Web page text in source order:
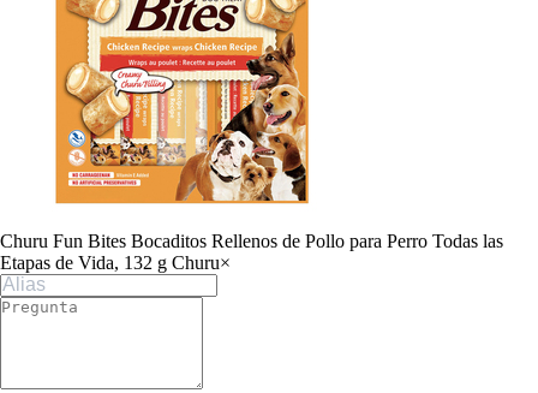
Churu Fun Bites Bocaditos Rellenos de Pollo para Perro Todas las
Etapas de Vida, 132 g Churu×